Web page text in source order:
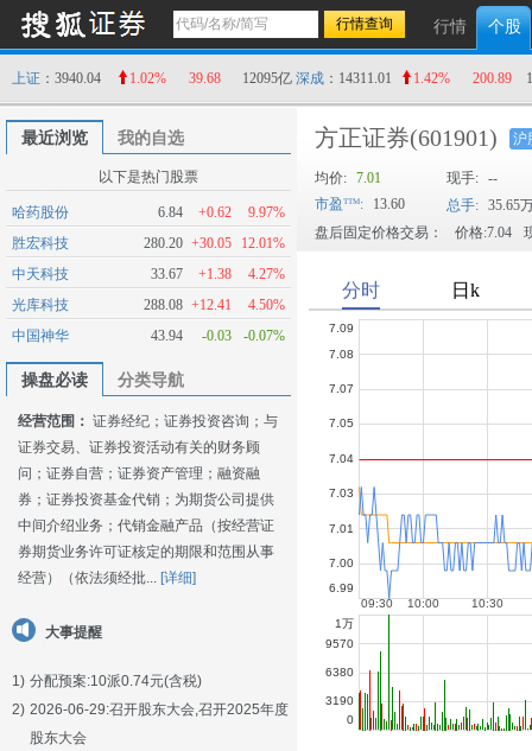
行情 个股
上证 ：3940.04 1.02% 39.68 12095亿 深成 ：14311.01 1.42% 200.89
最近浏览 我的自选
以下是热门股票
哈药股份 6.84 +0.62
9.97%
胜宏科技
280.20 +30.05
12.01%
中天科技
33.67 +1.38
4.27%
光库科技
288.08 +12.41
4.50%
中国神华
43.94 -0.03 -0.07%
操盘必读 分类导航
经营范围： 证券经纪；证券投资咨询；与
证券交易、证券投资活动有关的财务顾
问；证券自营；证券资产管理；融资融
券；证券投资基金代销；为期货公司提供
中间介绍业务；代销金融产品（按经营证
券期货业务许可证核定的期限和范围从事
经营）（依法须经批... [详细]
大事提醒
1) 分配预案:10派0.74元(含税)
2) 2026-06-29:召开股东大会,召开2025年度
股东大会
方正证券(601901) 沪
均价: 7.01 现手: --
市盈
: 13.60 总手: 35.65
盘后固定价格交易：
价格:7.04